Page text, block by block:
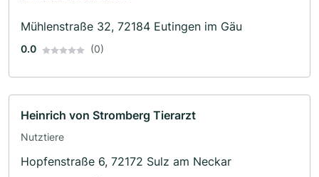
Mühlenstraße 32, 72184 Eutingen im Gäu
0.0 (0)
Heinrich von Stromberg Tierarzt
Nutztiere
Hopfenstraße 6, 72172 Sulz am Neckar